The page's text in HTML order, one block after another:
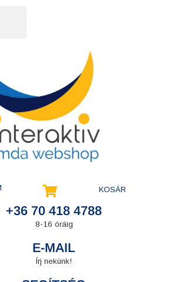
KOSÁR
+36 70 418 4788
8-16 óráig
E-MAIL
Írj nekünk!